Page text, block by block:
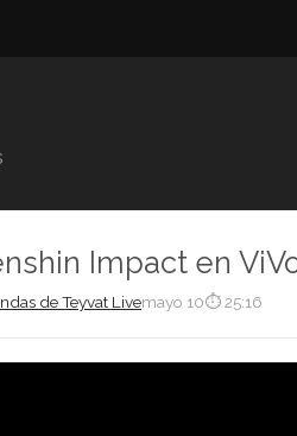
Impact en
de Teyvat Livemayo 10⏱ 25:16